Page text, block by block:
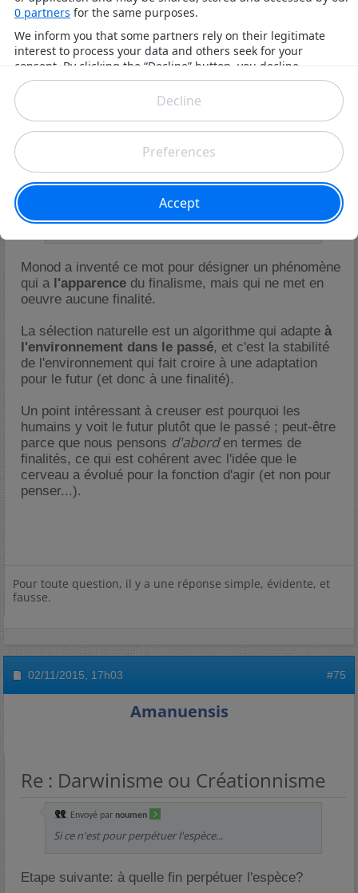
02/11/2015,
Amanuensis
Re : Darwinisme ou Créationnisme
Lorsque Monod parle de structures téléonomiques
pour qualifier les êtres vivants, on ressent bien ici
toute cette idée de la finalité d'un être (l’étymologie du
mot téléonomie en est le témoin).
Monod a inventé ce mot pour désigner un phénomène
qui a l'apparence du finalisme, mais qui ne met en
oeuvre aucune finalité.
La sélection naturelle est un algorithme qui adapte à
l'environnement dans le passé, et c'est la stabilité
de l'environnement qui fait croire à une adaptation
pour le futur (et donc à une finalité).
Un point intéressant à creuser est pourquoi les
humains y voit le futur plutôt que le passé ; peut-être
parce que nous pensons d'aborden termes de
finalités, ce qui est cohérent avec l'idée que le
cerveau a évolué pour la fonction d'agir (et non pour
penser...).
Pour toute question, il y a une réponse simple, évidente, et
fausse.
02/11/2015, 17h03 #75
Amanuensis
Re : Darwinisme ou Créationnisme
Envoyé par noumen
Si ce n'est pour perpétuer l'espèce...
Etape suivante: à quelle fin perpétuer l'espèce?